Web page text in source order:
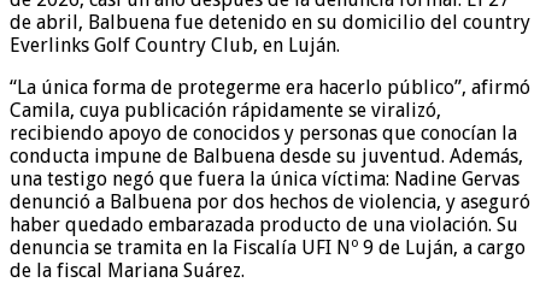
de abril, Balbuena fue detenido en su domicilio del country
Everlinks Golf Country Club, en Luján.
“La única forma de protegerme era hacerlo público”, afirmó
Camila, cuya publicación rápidamente se viralizó,
recibiendo apoyo de conocidos y personas que conocían la
conducta impune de Balbuena desde su juventud. Además,
una testigo negó que fuera la única víctima: Nadine Gervas
denunció a Balbuena por dos hechos de violencia, y aseguró
haber quedado embarazada producto de una violación. Su
denuncia se tramita en la Fiscalía UFI Nº 9 de Luján, a cargo
de la fiscal Mariana Suárez.